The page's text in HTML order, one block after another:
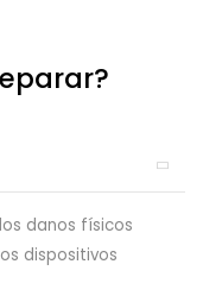
danos físicos
dispositivos